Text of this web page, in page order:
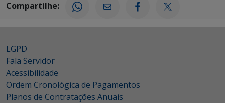
Compartilhe:
LGPD
Fala Servidor
Acessibilidade
Ordem Cronológica de Pagamentos
Planos de Contratações Anuais